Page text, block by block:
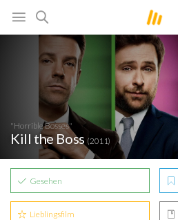
"Horrible Bosses"
Kill the Boss (2011)
Gesehen
Lieblingsfilm